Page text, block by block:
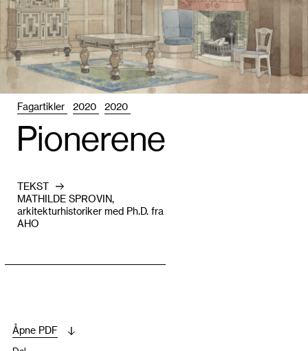
Fagartikler 2020 2020
Pio­nerene
TEKST
MATHILDE SPROVIN,
arkitekturhistoriker med Ph.D. fra
AHO
Åpne PDF